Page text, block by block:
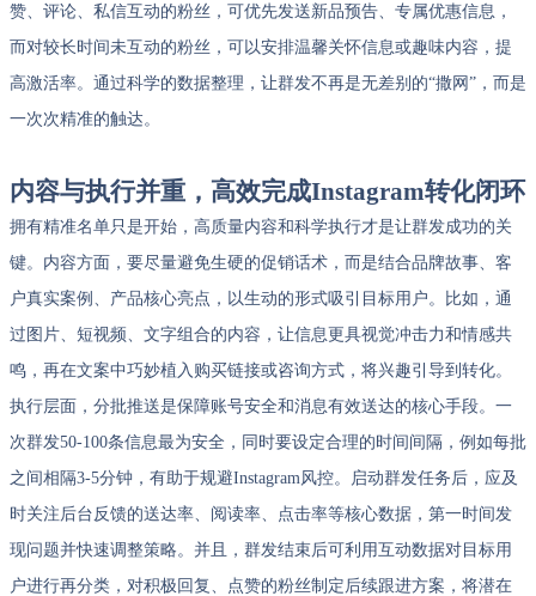
赞、评论、私信互动的粉丝，可优先发送新品预告、专属优惠信息，
而对较长时间未互动的粉丝，可以安排温馨关怀信息或趣味内容，提
高激活率。通过科学的数据整理，让群发不再是无差别的“撒网”，而是
一次次精准的触达。
内容与执行并重，高效完成Instagram转化闭环
拥有精准名单只是开始，高质量内容和科学执行才是让群发成功的关
键。内容方面，要尽量避免生硬的促销话术，而是结合品牌故事、客
户真实案例、产品核心亮点，以生动的形式吸引目标用户。比如，通
过图片、短视频、文字组合的内容，让信息更具视觉冲击力和情感共
鸣，再在文案中巧妙植入购买链接或咨询方式，将兴趣引导到转化。
执行层面，分批推送是保障账号安全和消息有效送达的核心手段。一
次群发50-100条信息最为安全，同时要设定合理的时间间隔，例如每批
之间相隔3-5分钟，有助于规避Instagram风控。启动群发任务后，应及
时关注后台反馈的送达率、阅读率、点击率等核心数据，第一时间发
现问题并快速调整策略。并且，群发结束后可利用互动数据对目标用
户进行再分类，对积极回复、点赞的粉丝制定后续跟进方案，将潜在